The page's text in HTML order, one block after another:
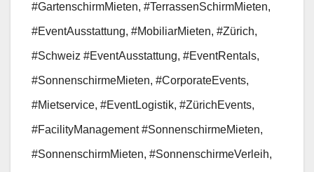
#GartenschirmMieten, #TerrassenSchirmMieten,
#EventAusstattung, #MobiliarMieten, #Zürich,
#Schweiz #EventAusstattung, #EventRentals,
#SonnenschirmeMieten, #CorporateEvents,
#Mietservice, #EventLogistik, #ZürichEvents,
#FacilityManagement #SonnenschirmeMieten,
#SonnenschirmMieten, #SonnenschirmeVerleih,